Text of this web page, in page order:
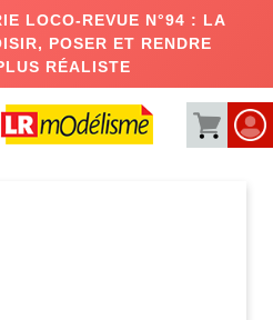
LOCO-REVUE N°94 : LA
POSER ET RENDRE
RÉALISTE